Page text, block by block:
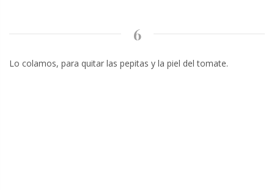
6
Lo colamos, para quitar las pepitas y la piel del tomate.